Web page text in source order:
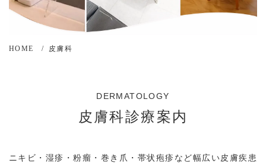
HOME 皮膚科
DERMATOLOGY
皮膚科診療案内
ニキビ・湿疹・粉瘤・巻き爪・帯状疱疹など幅広い皮膚疾患